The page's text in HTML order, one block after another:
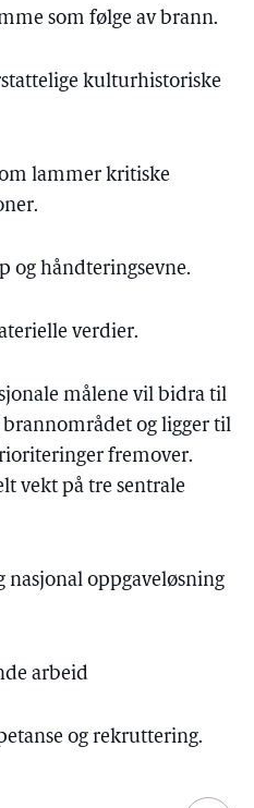
som følge av brann.
kulturhistoriske
lammer kritiske
og håndteringsevne.
verdier.
målene vil bidra til
og ligger til
fremover.
vekt på tre sentrale
nasjonal oppgaveløsning
arbeid
og rekruttering.